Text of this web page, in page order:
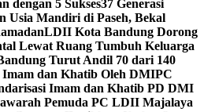
dengan 5 Sukses37 Generasi
Mandiri di Paseh, Bekal
LDII Kota Bandung Dorong
Lewat Ruang Tumbuh Keluarga
Turut Andil 70 dari 140
Imam dan Khatib Oleh DMIPC
Imam dan Khatib PD DMI
Pemuda PC LDII Majalaya